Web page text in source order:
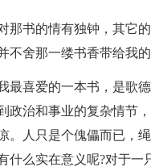
那书的情有独钟，其它
舍那一缕书香带给我的
喜爱的一本书，是歌德
政治和事业的复杂情节
。人只是个傀儡而已，
什么实在意义呢?对于一